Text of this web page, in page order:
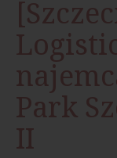
Park
II